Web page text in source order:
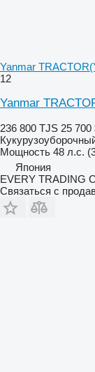
Yanmar
12
Yanmar
236 800 TJS 25 700
Мощность 48 л.с.
Япония
EVERY TRADING
Связаться с